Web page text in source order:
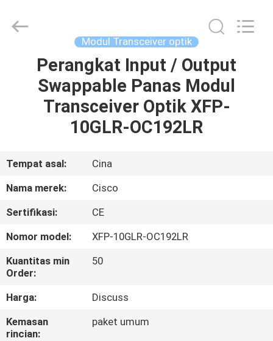
RUMAH
PRODUK
TENTANG
TUR
PABRIK
KONTROL
KUALITAS
Ltd..
Modul Transceiver optik
Perangkat Input / Output
Swappable Panas Modul
Transceiver Optik XFP-
10GLR-OC192LR
Tempat asal:
Cina
Nama merek:
Cisco
Sertifikasi:
CE
Nomor model:
XFP-10GLR-OC192LR
Kuantitas min
Order:
50
Harga:
Discuss
Kemasan
rincian:
paket umum